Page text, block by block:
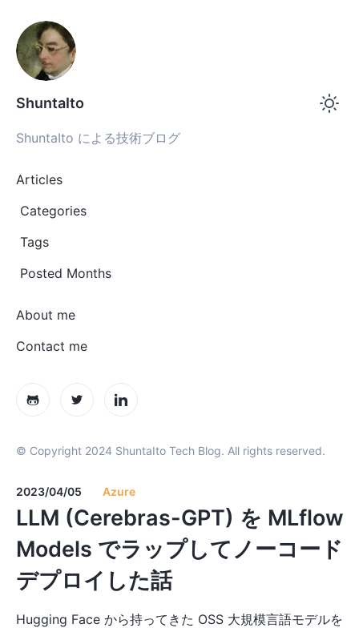
ShuntaIto
ShuntaIto による技術ブログ
Articles
Categories
Tags
Posted Months
About me
Contact me
© Copyright 2024 ShuntaIto Tech Blog. All rights reserved.
2023/04/05 Azure
LLM (Cerebras-GPT) を MLflow
Models でラップしてノーコード
デプロイした話
Hugging Face から持ってきた OSS 大規模言語モデルを